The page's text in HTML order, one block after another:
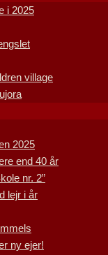
i 2025
village
2025
end 40 år
nr. 2”
lejr i år
ny ejer!